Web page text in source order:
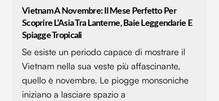
Vietnam A Novembre: Il Mese Perfetto Per
Scoprire L’Asia Tra Lanterne, Baie Leggendarie E
Spiagge Tropicali
Se esiste un periodo capace di mostrare il
Vietnam nella sua veste più affascinante,
quello è novembre. Le piogge monsoniche
iniziano a lasciare spazio a